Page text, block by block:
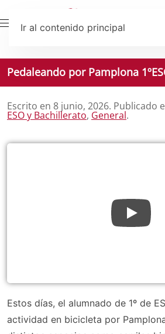
Ir al contenido principal
Pedaleando por Pamplona
Escrito en 8 junio, 2026. Publicado
ESO y Bachillerato, General.
Estos días, el alumnado de 1º de
actividad en bicicleta por